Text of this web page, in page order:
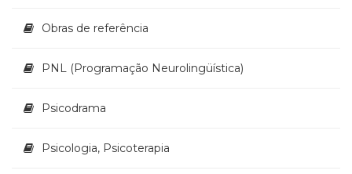
Obras de referência
PNL (Programação Neurolingüística)
Psicodrama
Psicologia, Psicoterapia